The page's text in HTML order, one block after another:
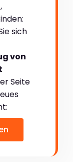
sich
von
Seite